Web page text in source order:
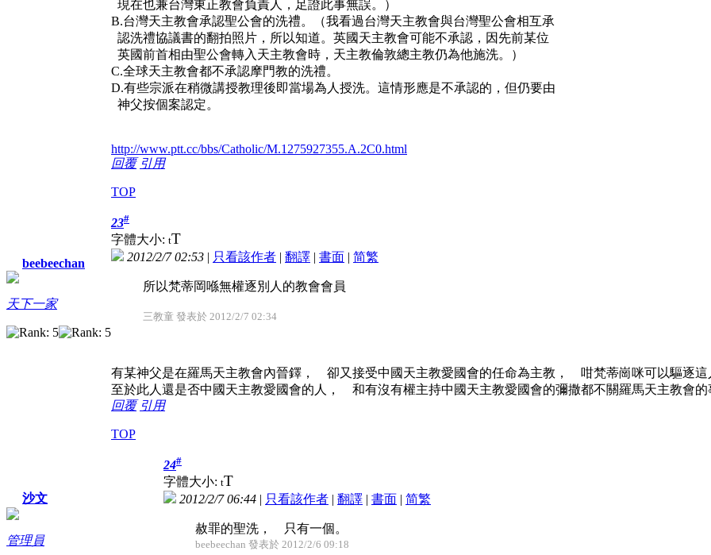
現在也兼台灣東正教會負責人，足證此事無誤。）
B.台灣天主教會承認聖公會的洗禮。（我看過台灣天主教會與台灣聖公會相互承
認洗禮協議書的翻拍照片，所以知道。英國天主教會可能不承認，因先前某位
英國前首相由聖公會轉入天主教會時，天主教倫敦總主教仍為他施洗。）
C.全球天主教會都不承認摩門教的洗禮。
D.有些宗派在稍微講授教理後即當場為人授洗。這情形應是不承認的，但仍要由
神父按個案認定。
http://www.ptt.cc/bbs/Catholic/M.1275927355.A.2C0.html
回覆 引用
TOP
beebeechan
天下一家
23#
字體大小: tT
2012/2/7 02:53 | 只看該作者 | 翻譯 | 書面 | 简繁
所以梵蒂岡喺無權逐別人的教會會員
三教童 發表於 2012/2/7 02:34
有某神父是在羅馬天主教會內晉鐸， 卻又接受中國天主教愛國會的任命為主教， 咁梵蒂崗咪可以驅逐這
至於此人還是否中國天主教愛國會的人， 和有沒有權主持中國天主教愛國會的彌撒都不關羅馬天主教會的
回覆 引用
TOP
沙文
管理員
24#
字體大小: tT
2012/2/7 06:44 | 只看該作者 | 翻譯 | 書面 | 简繁
赦罪的聖洗， 只有一個。
beebeechan 發表於 2012/2/6 09:18